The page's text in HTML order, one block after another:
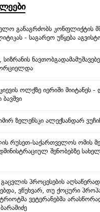
განაგრძობს კონფლიქტის
- საგარეო უწყება
სიზრანის
ოლქზე იერიში მიიტანეს -
ზელენსკი ალექსანდარ
რუსეთ-საქართველოს ომის
შენობებზე
გაცვლის პროცესების აღსაწერად
ვწუხვარ, თუ ქოცური
ვეტერანებმა